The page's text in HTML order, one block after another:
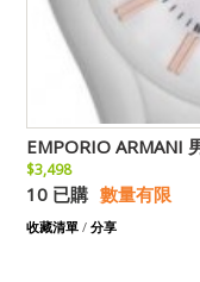
EMPORIO ARMANI
$3,498
10 已購 數量有限
收藏清單 / 分享